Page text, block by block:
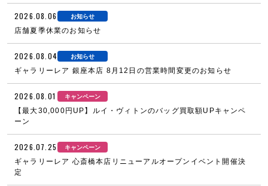
2026.08.06 お知らせ
店舗夏季休業のお知らせ
2026.08.04 お知らせ
ギャラリーレア 銀座本店 8月12日の営業時間変更のお知らせ
2026.08.01 キャンペーン
【最大30,000円UP】ルイ・ヴィトンのバッグ買取額UPキャンペ
ーン
2026.07.25 キャンペーン
ギャラリーレア 心斎橋本店リニューアルオープンイベント開催決
定